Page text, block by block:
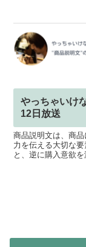
やっちゃいけ
12日放送
商品説明文は、商
力を伝える大切な
と、逆に購入意欲